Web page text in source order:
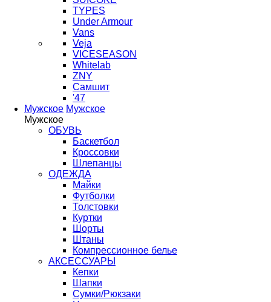
TYPES
Under Armour
Vans
Veja
VICESEASON
Whitelab
ZNY
Самшит
'47
Мужское Мужское
Мужское
ОБУВЬ
Баскетбол
Кроссовки
Шлепанцы
ОДЕЖДА
Майки
Футболки
Толстовки
Куртки
Шорты
Штаны
Компрессионное белье
АКСЕССУАРЫ
Кепки
Шапки
Сумки/Рюкзаки